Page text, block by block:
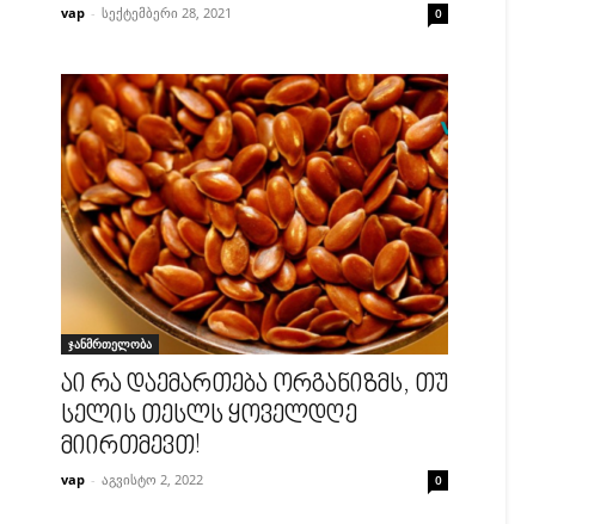
vap - სექტემბერი 28, 2021 0
ჯანმრთელობა
აი რა დაემართება ორგანიზმს, თუ
სელის თესლს ყოველდღე
მიირთმევთ!
vap - აგვისტო 2, 2022 0